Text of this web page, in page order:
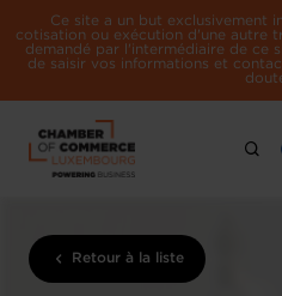
Ce site a un but exclusivement
cotisation ou exécution d'une autre
demandé par l'intermédiaire de ce
de saisir vos informations et
Retour à la liste